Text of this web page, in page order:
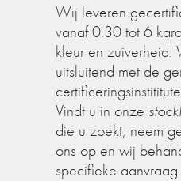
Wij leveren
vanaf 0.30 tot 6
kleur en zuiverheid.
uitsluitend met de
Vindt u in onze
die u zoekt, neem
ons op en wij
specifieke aanvraag.